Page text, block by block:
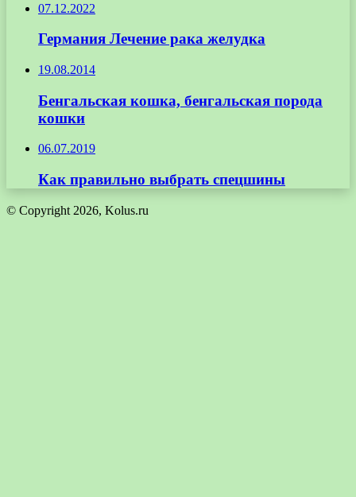
07.12.2022
Германия Лечение рака желудка
19.08.2014
Бенгальская кошка, бенгальская порода
кошки
06.07.2019
Как правильно выбрать спецшины
© Copyright 2026, Kolus.ru